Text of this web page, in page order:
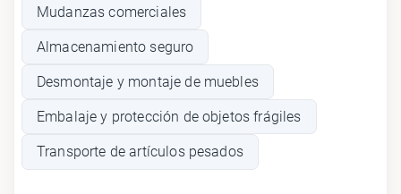
Mudanzas comerciales
Almacenamiento seguro
Desmontaje y montaje de muebles
Embalaje y protección de objetos frágiles
Transporte de artículos pesados